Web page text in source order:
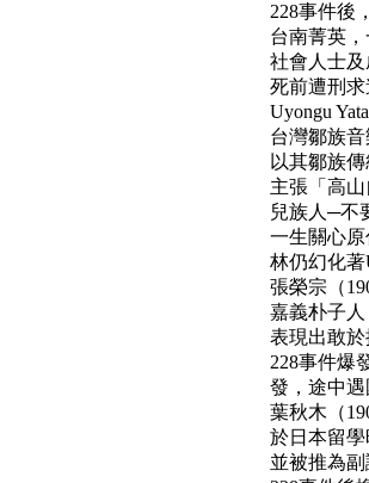
228事件後
台南菁英
社會人士及
死前遭刑求
Uyongu
台灣鄒族音
以其鄒族
主張「高
兒族人─不
一生關心
林仍幻化著
張榮宗（
嘉義朴子
表現出敢於
228事件爆
發，途中遇
葉秋木（
於日本留
並被推為副